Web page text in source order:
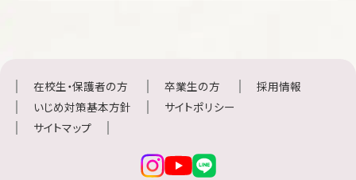
在校生・保護者の方 卒業生の方
採用情報
いじめ対策基本方針
サイトポリシー
サイトマップ